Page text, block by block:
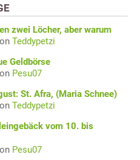
zwei Löcher, aber warum
Teddypetzi
Geldbörse
Pesu07
St. Afra, (Maria Schnee)
Teddypetzi
vom 10. bis
Pesu07